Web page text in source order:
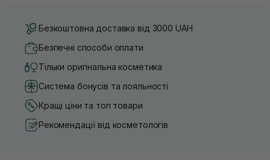
Безкоштовна доставка від 3000 UAH
Безпечні способи оплати
Тільки оригінальна косметика
Система бонусів та лояльності
Кращі ціни та топ товари
Рекомендації від косметологів